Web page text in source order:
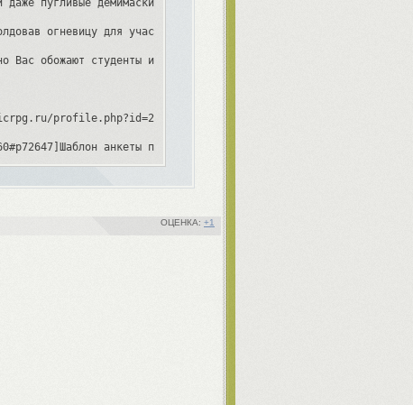
пугливые демимаски не боятся показываться вам на глаза и
огневицу для участия в школьном спектакле?
Вас обожают студенты и уважают преподаватели?
profile.php?id=2]Watcher[/url] (ЛС, Гостевая)
анкеты по акции[/url] / [url=http://
Питера Петтигрю, Мальсибера, Горация Слагхорна,
+1